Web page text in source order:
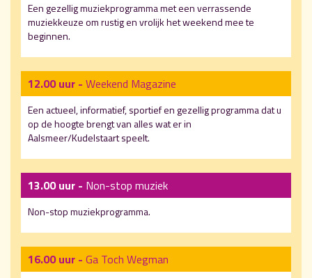
Een gezellig muziekprogramma met een verrassende
muziekkeuze om rustig en vrolijk het weekend mee te
beginnen.
12.00 uur - Weekend Magazine
Een actueel, informatief, sportief en gezellig programma dat u
op de hoogte brengt van alles wat er in
Aalsmeer/Kudelstaart speelt.
13.00 uur - Non-stop muziek
Non-stop muziekprogramma.
16.00 uur - Ga Toch Wegman